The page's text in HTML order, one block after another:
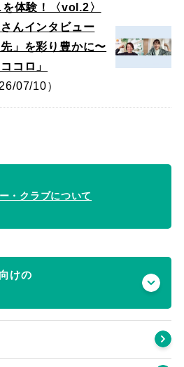
体験！〈vol.2〉
んインタビュー
」を彩り豊かに〜
コロ」
07/10）
・クラブについて
けの